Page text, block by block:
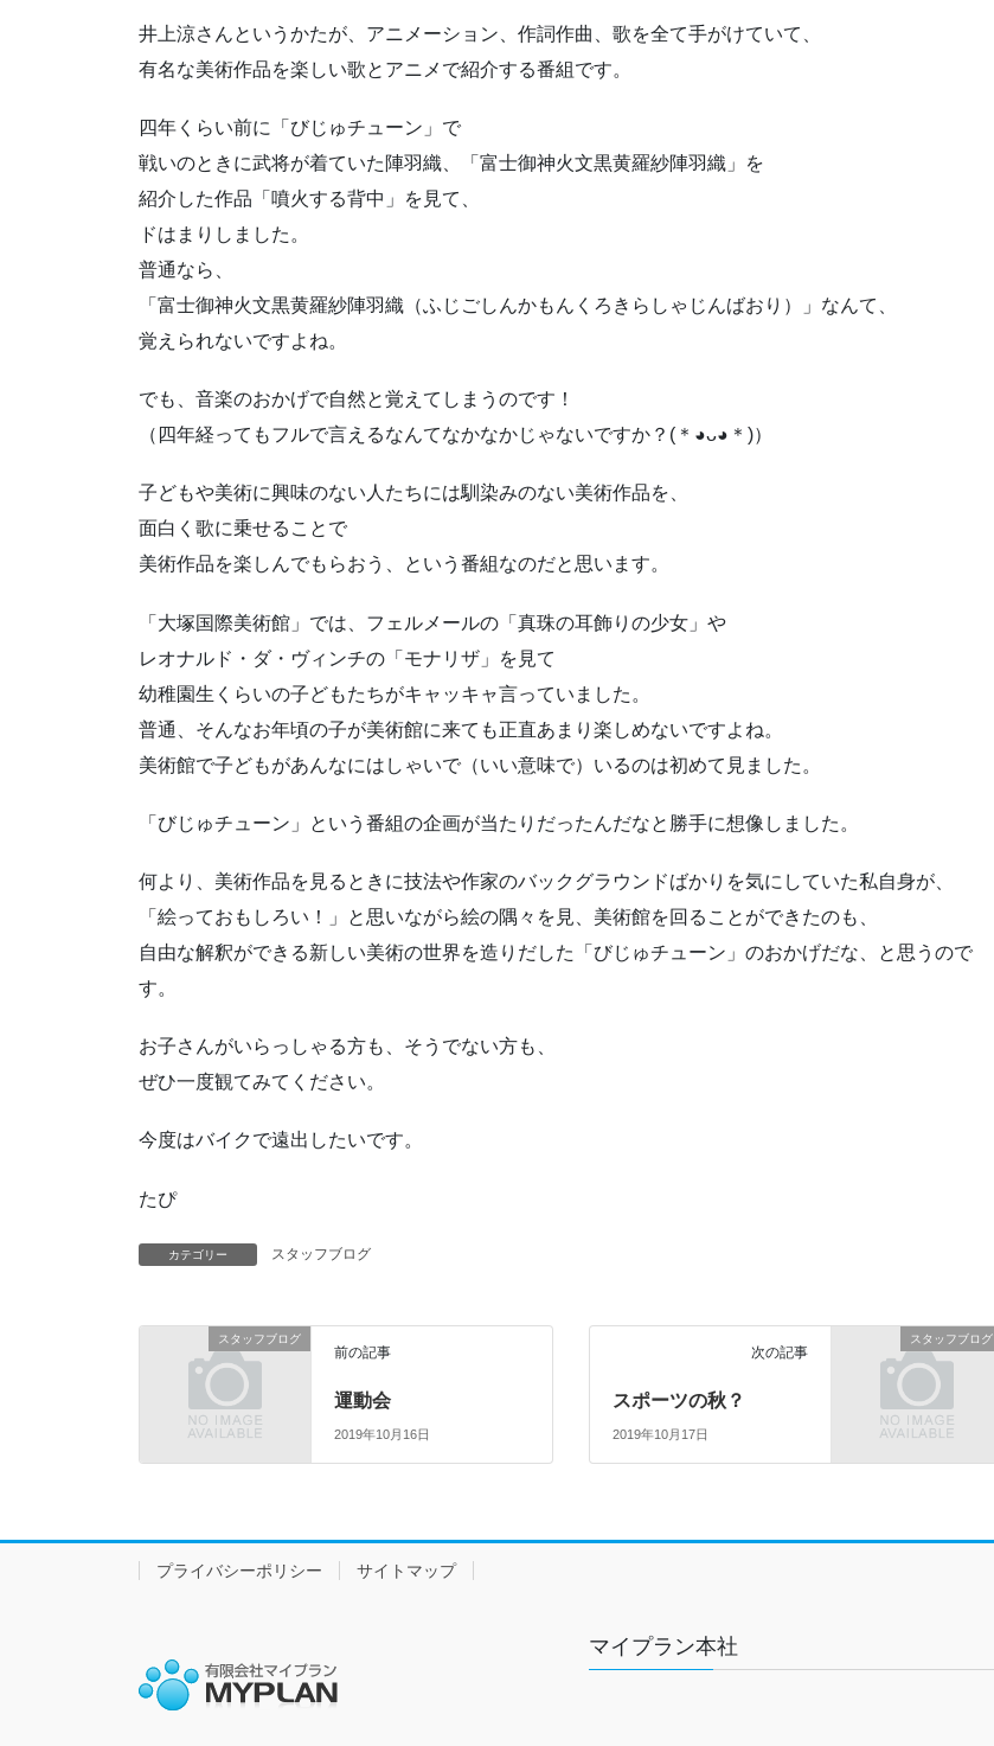
井上涼さんというかたが、アニメーション、作詞作曲、歌を全て手がけていて、
有名な美術作品を楽しい歌とアニメで紹介する番組です。
四年くらい前に「びじゅチューン」で
戦いのときに武将が着ていた陣羽織、「富士御神火文黒黄羅紗陣羽織」を
紹介した作品「噴火する背中」を見て、
ドはまりしました。
普通なら、
「富士御神火文黒黄羅紗陣羽織（ふじごしんかもんくろきらしゃじんばおり）」なんて、
覚えられないですよね。
でも、音楽のおかげで自然と覚えてしまうのです！
（四年経ってもフルで言えるなんてなかなかじゃないですか？(＊◕ᴗ◕＊)）
子どもや美術に興味のない人たちには馴染みのない美術作品を、
面白く歌に乗せることで
美術作品を楽しんでもらおう、という番組なのだと思います。
「大塚国際美術館」では、フェルメールの「真珠の耳飾りの少女」や
レオナルド・ダ・ヴィンチの「モナリザ」を見て
幼稚園生くらいの子どもたちがキャッキャ言っていました。
普通、そんなお年頃の子が美術館に来ても正直あまり楽しめないですよね。
美術館で子どもがあんなにはしゃいで（いい意味で）いるのは初めて見ました。
「びじゅチューン」という番組の企画が当たりだったんだなと勝手に想像しました。
何より、美術作品を見るときに技法や作家のバックグラウンドばかりを気にしていた私自身が、
「絵っておもしろい！」と思いながら絵の隅々を見、美術館を回ることができたのも、
自由な解釈ができる新しい美術の世界を造りだした「びじゅチューン」のおかげだな、と思うので
す。
お子さんがいらっしゃる方も、そうでない方も、
ぜひ一度観てみてください。
今度はバイクで遠出したいです。
たぴ
カテゴリー スタッフブログ
スタッフブログ
前の記事
運動会
2019年10月16日
スタッフブログ
次の記事
スポーツの秋？
2019年10月17日
プライバシーポリシー サイトマップ
マイプラン本社